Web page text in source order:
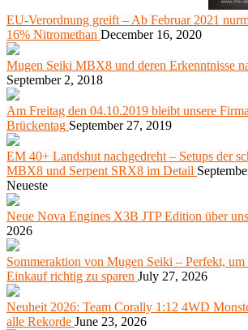
EU-Verordnung greift – Ab Februar 2021
16% Nitromethan December 16, 2020
Mugen Seiki MBX8 und deren Erkenntnisse
September 2, 2018
Am Freitag den 04.10.2019 bleibt unsere
Brückentag September 27, 2019
EM 40+ Landshut nachgedreht – Setups der
MBX8 und Serpent SRX8 im Detail
Neueste
Neue Nova Engines X3B JTP Edition über
2026
Sommeraktion von Mugen Seiki – Perfekt, um
Einkauf richtig zu sparen July 27, 2026
Neuheit 2026: Team Corally 1:12 4WD
alle Rekorde June 23, 2026